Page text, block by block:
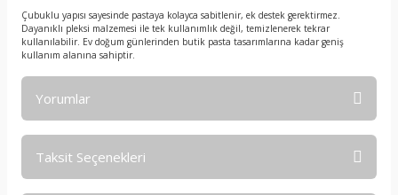
Çubuklu yapısı sayesinde pastaya kolayca sabitlenir, ek destek gerektirmez.
Dayanıklı pleksi malzemesi ile tek kullanımlık değil, temizlenerek tekrar
kullanılabilir. Ev doğum günlerinden butik pasta tasarımlarına kadar geniş
kullanım alanına sahiptir.
Yorumlar
Taksit Seçenekleri